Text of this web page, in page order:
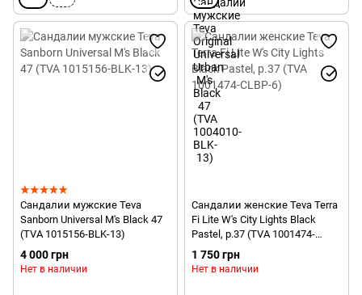
Сандалии мужские Teva
Sanborn Universal M's Black 47
(TVA 1015156-BLK-13)
4 000 грн
Нет в наличии
Сандалии женские Teva Terra
Fi Lite W's City Lights Black
Pastel, р.37 (TVA 1001474-
CLBP-6)
1 750 грн
Нет в наличии